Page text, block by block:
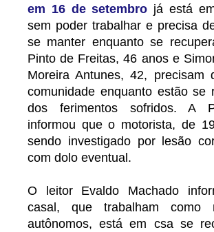
em 16 de setembro já está
sem poder trabalhar e precisa
se manter enquanto se
Pinto de Freitas, 46 anos e
Moreira Antunes, 42, precisam
comunidade enquanto estão se
dos ferimentos sofridos. A
informou que o motorista, de
sendo investigado por lesão
com dolo eventual.
O leitor Evaldo Machado
casal, que trabalham como
autônomos, está em csa se